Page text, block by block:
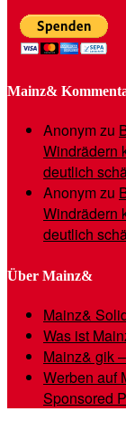
Mainz&
Anonymzu
Windrädern
deutlich
Anonymzu
Windrädern
deutlich
Über Mainz&
Mainz&
Was ist
Mainz& gik
Werben auf
Sponsored